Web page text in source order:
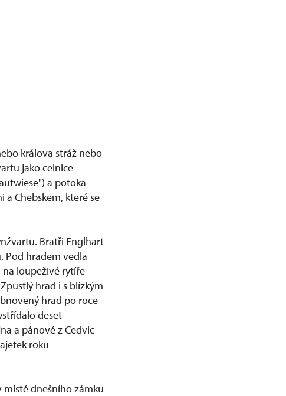
králova stráž nebo-
jako celnice
a potoka
Chebskem, které se
Bratři Englhart
Pod hradem vedla
na loupeživé rytíře
hrad i s blízkým
hrad po roce
deset
a pánové z Cedvic
roku
místě dnešního zámku